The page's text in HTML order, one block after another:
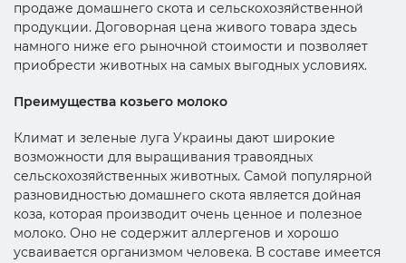
продаже домашнего скота и сельскохозяйственной
продукции. Договорная цена живого товара здесь
намного ниже его рыночной стоимости и позволяет
приобрести животных на самых выгодных условиях.
Преимущества козьего молоко
Климат и зеленые луга Украины дают широкие
возможности для выращивания травоядных
сельскохозяйственных животных. Самой популярной
разновидностью домашнего скота является дойная
коза, которая производит очень ценное и полезное
молоко. Оно не содержит аллергенов и хорошо
усваивается организмом человека. В составе имеется